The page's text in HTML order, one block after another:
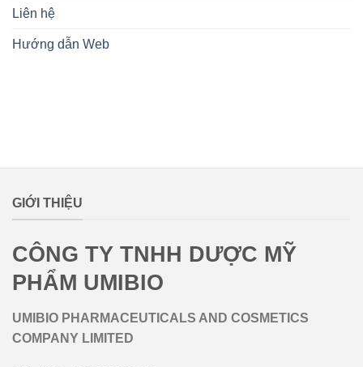
Liên hệ
Hướng dẫn Web
GIỚI THIỆU
CÔNG TY TNHH DƯỢC MỸ
PHẨM UMIBIO
UMIBIO PHARMACEUTICALS AND COSMETICS
COMPANY LIMITED